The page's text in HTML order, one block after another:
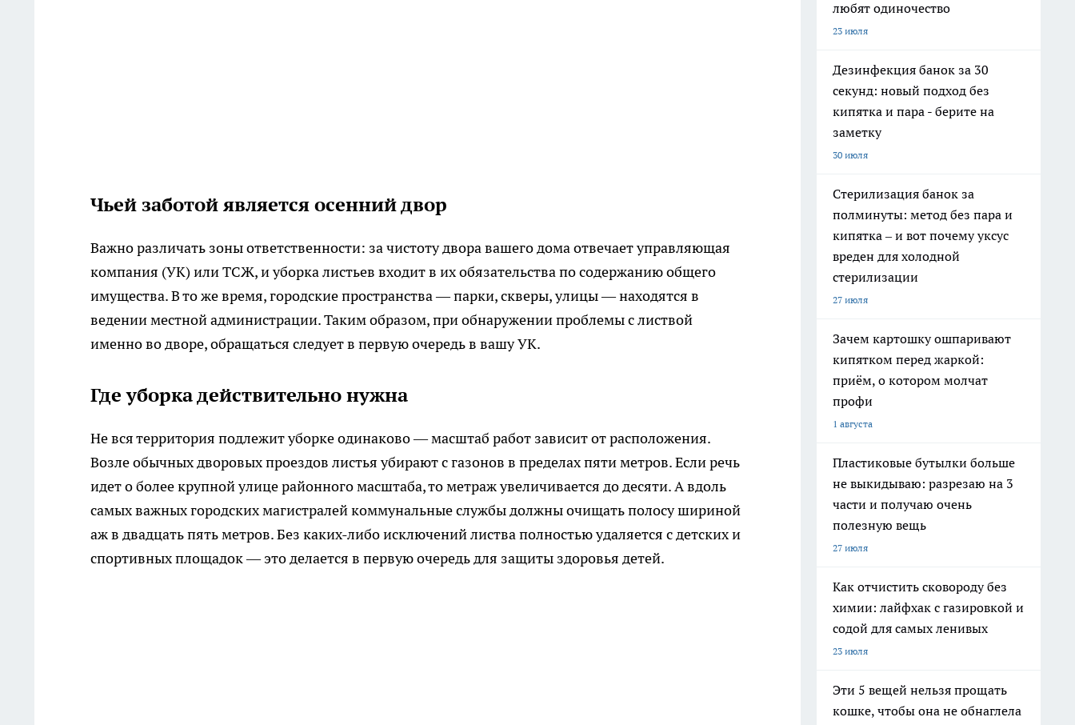
Чьей заботой является осенний двор
Важно различать зоны ответственности: за чистоту двора вашего дома отвечает управляющая
компания (УК) или ТСЖ, и уборка листьев входит в их обязательства по содержанию общего
имущества. В то же время, городские пространства — парки, скверы, улицы — находятся в
ведении местной администрации. Таким образом, при обнаружении проблемы с листвой
именно во дворе, обращаться следует в первую очередь в вашу УК.
Где уборка действительно нужна
Не вся территория подлежит уборке одинаково — масштаб работ зависит от расположения.
Возле обычных дворовых проездов листья убирают с газонов в пределах пяти метров. Если речь
идет о более крупной улице районного масштаба, то метраж увеличивается до десяти. А вдоль
самых важных городских магистралей коммунальные службы должны очищать полосу шириной
аж в двадцать пять метров. Без каких-либо исключений листва полностью удаляется с детских и
спортивных площадок — это делается в первую очередь для защиты здоровья детей.
любят одиночество
23 июля
Дезинфекция банок за 30
секунд: новый подход без
кипятка и пара - берите на
заметку
30 июля
Стерилизация банок за
полминуты: метод без пара и
кипятка – и вот почему уксус
вреден для холодной
стерилизации
27 июля
Зачем картошку ошпаривают
кипятком перед жаркой:
приём, о котором молчат
профи
1 августа
Пластиковые бутылки больше
не выкидываю: разрезаю на 3
части и получаю очень
полезную вещь
27 июля
Как отчистить сковороду без
химии: лайфхак с газировкой и
содой для самых ленивых
23 июля
Эти 5 вещей нельзя прощать
кошке, чтобы она не обнаглела